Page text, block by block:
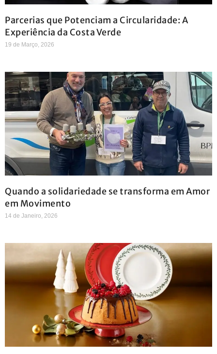
Parcerias que Potenciam a Circularidade: A
Experiência da Costa Verde
19 de Março, 2026
Quando a solidariedade se transforma em Amor
em Movimento
14 de Janeiro, 2026